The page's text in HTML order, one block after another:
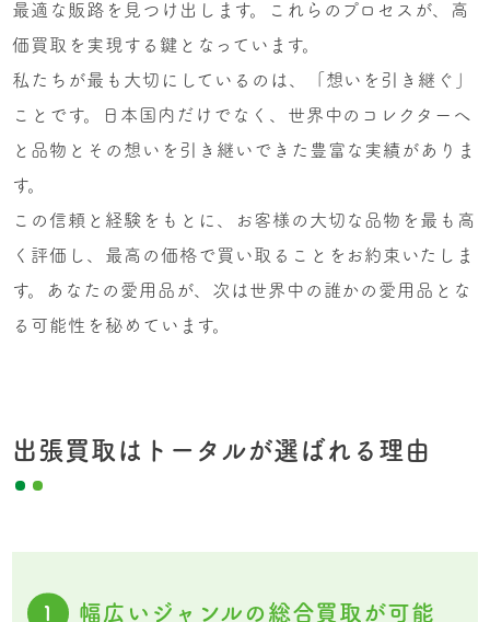
最適な販路を見つけ出します。これらのプロセスが、高
価買取を実現する鍵となっています。
私たちが最も大切にしているのは、「想いを引き継ぐ」
ことです。日本国内だけでなく、世界中のコレクターへ
と品物とその想いを引き継いできた豊富な実績がありま
す。
この信頼と経験をもとに、お客様の大切な品物を最も高
く評価し、最高の価格で買い取ることをお約束いたしま
す。あなたの愛用品が、次は世界中の誰かの愛用品とな
る可能性を秘めています。
出張買取はトータルが選ばれる理由
1 幅広いジャンルの総合買取が可能